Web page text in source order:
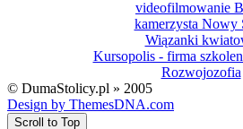
videofilmowanie
kamerzysta Nowy
Wiązanki
Kursopolis - firma
Rozwojozofia
© DumaStolicy.pl » 2005
Design by ThemesDNA.com
Scroll to Top